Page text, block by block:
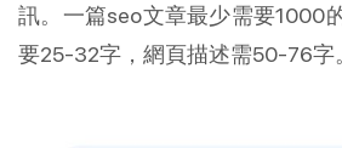
訊。一篇seo文章最少需要1000
要25-32字，網頁描述需50-76字